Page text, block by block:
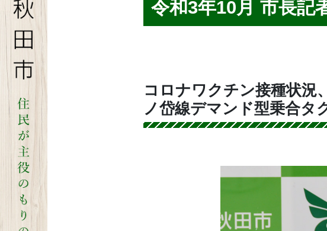
令和3年10月 市長記
コロナワクチン接種状況
ノ岱線デマンド型乗合タ